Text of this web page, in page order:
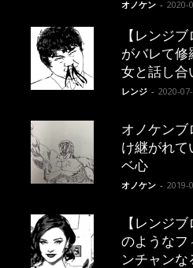
オノケン - 2020-
【レンジ
がバレて修
女と話し合
レンジ - 2020-
オノケンブ
け継がれて
ベ心
オノケン - 2019-
【レンジ
のようなフ
ンチャンな